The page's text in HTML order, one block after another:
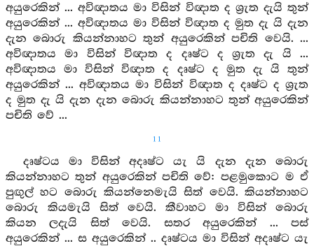
අයුරෙකින් ... අවිඥාතය මා විසින් විඥාත ද ශ්‍රැත දැයි තුන්
අයුරෙකින් ... අවිඥාතය මා විසින් විඥාත ද මුත දැ යි දැන
දැන බොරු කියන්නාහට තුන් අයුරෙකින් පචිති වෙයි. ...
අවිඥාතය මා විසින් විඥාත ද දෘෂ්ට ද ශ්‍රැත දැ යි ...
අවිඥාතය මා විසින් විඥාත ද දෘෂ්ට ද මුත දැ යි තුන්
අයුරෙකින් ... අවිඥාතය මා විසින් විඥාත ද දෘෂ්ට ද ශ්‍රැත
ද මුත දැ යි දැන දැන බොරු කියන්නාහට තුන් අයුරෙකින්
පචිති වේ ...
11
දෘෂ්ටය මා විසින් අදෘෂ්ට යැ යි දැන දැන බොරු
කියන්නාහට තුන් අයුරෙකින් පචිති වේ: පළමුකොට ම ඒ
පුඟුල් හට බොරු කියන්නෙමැයි සිත් වෙයි. කියන්නාහට
බොරු කියමැයි සිත් වෙයි. කීවාහට මා විසින් බොරු
කියන ලදැයි සිත් වෙයි. සතර අයුරෙකින් ... පස්
අයුරෙකින් ... ස අයුරෙකින් .. දෘෂ්ටය මා විසින් අදෘෂ්ට යැ